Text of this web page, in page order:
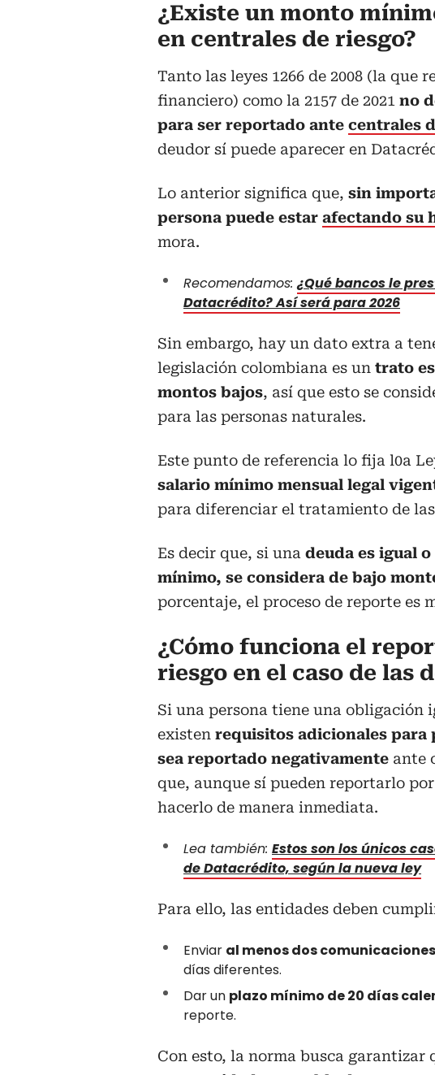
¿Existe un monto
en centrales de riesgo?
Tanto las leyes 1266 de 2008 (la que
financiero) como la 2157 de 2021 no
para ser reportado ante centrales
deudor sí puede aparecer en
Lo anterior significa que, sin
persona puede estar afectando su
mora.
Recomendamos:¿Qué bancos le
Datacrédito? Así será para 2026
Sin embargo, hay un dato extra a
legislación colombiana es un trato
montos bajos, así que esto se
para las personas naturales.
Este punto de referencia lo fija l0a
salario mínimo mensual legal
para diferenciar el tratamiento de
Es decir que, si una deuda es igual
mínimo, se considera de bajo
porcentaje, el proceso de reporte es
¿Cómo funciona el
riesgo en el caso de las
Si una persona tiene una obligación
existen requisitos adicionales para
sea reportado negativamente ante
que, aunque sí pueden reportarlo
hacerlo de manera inmediata.
Lea también: Estos son los únicos
de Datacrédito, según la nueva ley
Para ello, las entidades deben
Enviar al menos dos comunicaciones
días diferentes.
Dar un plazo mínimo de 20 días
reporte.
Con esto, la norma busca garantizar